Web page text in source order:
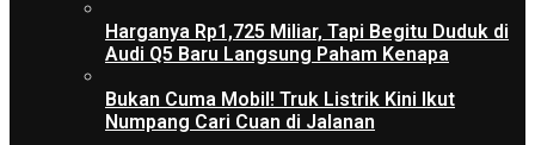
Harganya Rp1,725 Miliar, Tapi Begitu Duduk di
Audi Q5 Baru Langsung Paham Kenapa
Bukan Cuma Mobil! Truk Listrik Kini Ikut
Numpang Cari Cuan di Jalanan